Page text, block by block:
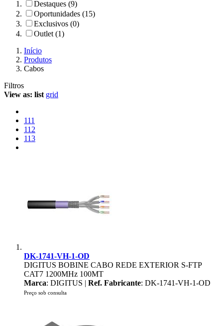
Destaques (9)
Oportunidades (15)
Exclusivos (0)
Outlet (1)
Início
Produtos
Cabos
Filtros
View as: list grid
111
112
113
DK-1741-VH-1-OD
DIGITUS BOBINE CABO REDE EXTERIOR S-FTP
CAT7 1200MHz 100MT
Marca: DIGITUS | Ref. Fabricante: DK-1741-VH-1-OD
Preço sob consulta